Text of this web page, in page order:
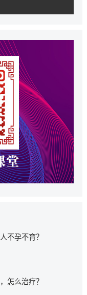
不孕不育？
怎么治疗？